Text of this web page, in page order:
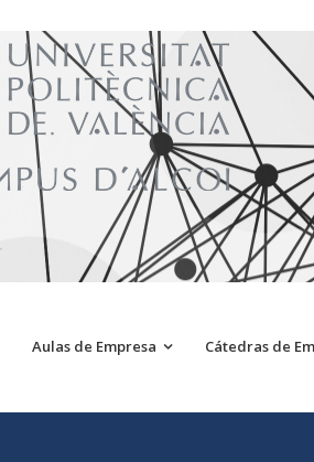
Aulas de Empresa Cátedras de